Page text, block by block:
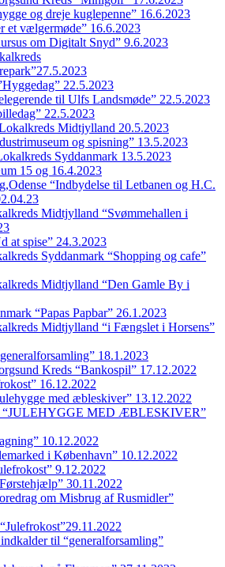
og dreje kuglepenne” 16.6.2023
et vælgermøde” 16.6.2023
om Digitalt Snyd” 9.6.2023
22.5.2023
til Ulfs Landsmøde” 22.5.2023
22.5.2023
Midtjylland 20.5.2023
og spisning” 13.5.2023
Syddanmark 13.5.2023
15 og 16.4.2023
“Indbydelse til Letbanen og H.C.
Midtjylland “Svømmehallen i
at spise” 24.3.2023
Syddanmark “Shopping og cafe”
Midtjylland “Den Gamle By i
“Papas Papbar” 26.1.2023
Midtjylland “i Fængslet i Horsens”
18.1.2023
Kreds “Bankospil” 17.12.2022
16.12.2022
med æbleskiver” 13.12.2022
MED ÆBLESKIVER”
10.12.2022
i København” 10.12.2022
9.12.2022
30.11.2022
om Misbrug af Rusmidler”
til “generalforsamling”